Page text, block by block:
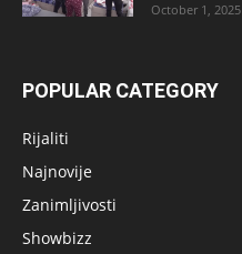
October 1, 2025
POPULAR CATEGORY
Rijaliti
Najnovije
Zanimljivosti
Showbizz